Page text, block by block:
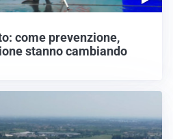
come prevenzione,
stanno cambiando